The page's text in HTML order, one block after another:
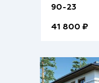
90-23
41 800 ₽